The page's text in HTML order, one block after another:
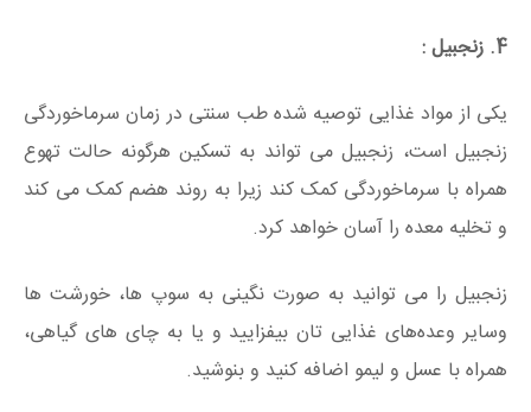
4. زنجبیل :
یکی از مواد غذایی توصیه شده طب سنتی در زمان سرماخوردگی
زنجبیل است، زنجبیل می تواند به تسکین هرگونه حالت تهوع
همراه با سرماخوردگی کمک کند زیرا به روند هضم کمک می کند
و تخلیه معده را آسان خواهد کرد.
زنجبیل را می توانید به صورت نگینی به سوپ ها، خورشت ها
وسایر وعده‌های غذایی تان بیفزایید و یا به چای های گیاهی،
همراه با عسل و لیمو اضافه کنید و بنوشید.